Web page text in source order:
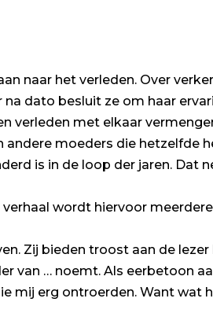
naar het verleden. Over
dato besluit ze om haar
verleden met elkaar
andere moeders die hetzelfde
is in de loop der jaren. Dat
wordt hiervoor
Zij bieden troost aan de
van … noemt. Als eerbetoon
mij erg ontroerden. Want wat